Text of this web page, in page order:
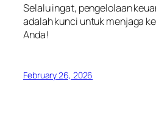
Selalu ingat, pengelolaan
adalah kunci untuk menjaga
Anda!
February 26, 2026